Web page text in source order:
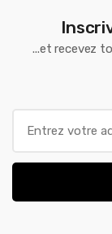
...et recevez
a
l